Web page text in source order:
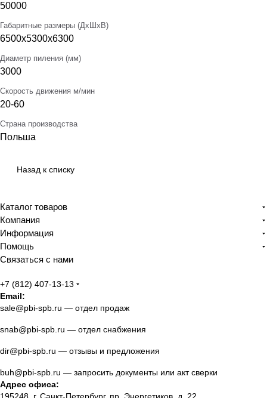
50000
Габаритные размеры (ДхШхВ)
6500x5300x6300
Диаметр пиления (мм)
3000
Скорость движения м/мин
20-60
Страна производства
Польша
Назад к списку
Каталог товаров
Компания
Информация
Помощь
Связаться с нами
+7 (812) 407-13-13
Email:
sale@pbi-spb.ru — отдел продаж
snab@pbi-spb.ru — отдел снабжения
dir@pbi-spb.ru — отзывы и предложения
buh@pbi-spb.ru — запросить документы или акт сверки
Адрес офиса: